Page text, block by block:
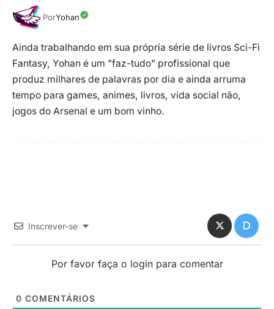
PorYohan
Ainda trabalhando em sua própria série de livros Sci-Fi
Fantasy, Yohan é um "faz-tudo" profissional que
produz milhares de palavras por dia e ainda arruma
tempo para games, animes, livros, vida social não,
jogos do Arsenal e um bom vinho.
Inscrever-se
Por favor faça o login para comentar
0 COMENTÁRIOS